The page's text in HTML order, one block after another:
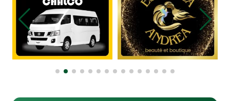
Clínicas de Rehabilitación
Clínicas y Hospitales
Clubes Deportivos